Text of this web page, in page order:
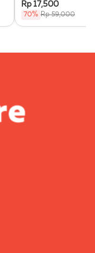
Rp 17,500
70% Rp 59,000